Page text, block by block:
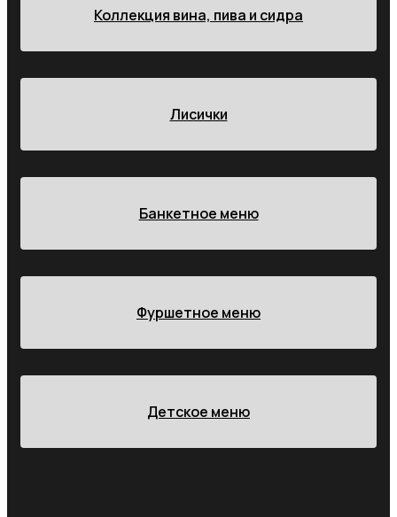
Коллекция вина, пива и сидра
Лисички
Банкетное меню
Фуршетное меню
Детское меню